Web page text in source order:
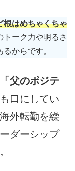
根はめちゃくちゃ
トーク力や明るさ
からです。
「父のポジテ
口にしてい
外転勤を繰
ダーシップ